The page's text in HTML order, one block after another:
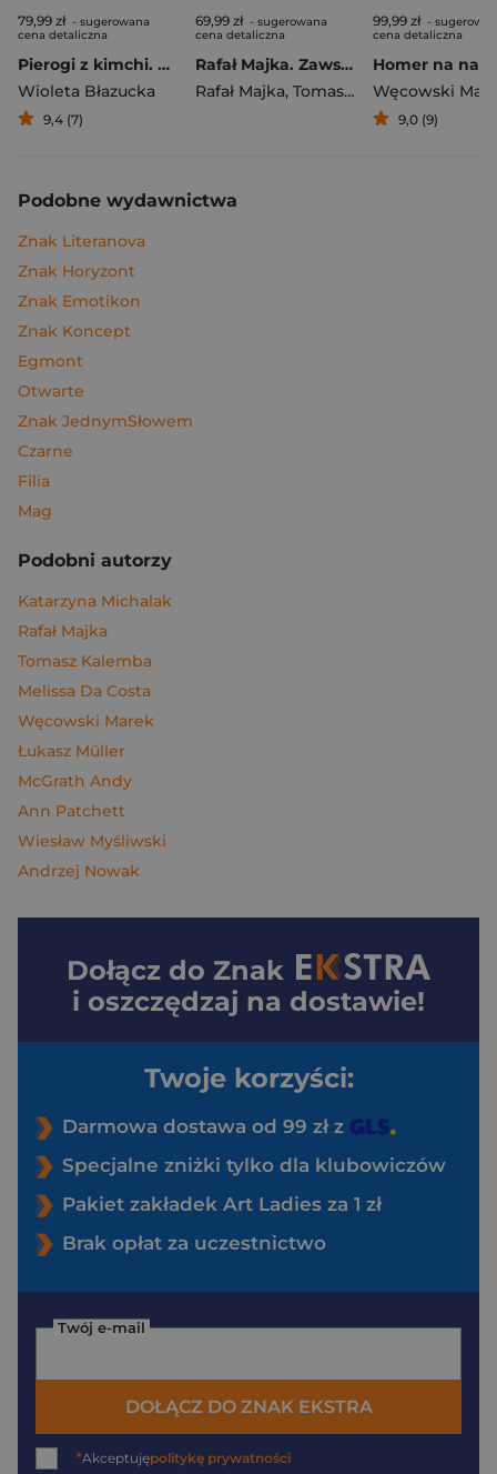
79,99 zł - sugerowana
cena detaliczna
Pierogi z kimchi. Moje ulubione azjatyckie przepisy
Wioleta Błazucka
9,4 (7)
69,99 zł - sugerowana
cena detaliczna
Rafał Majka. Zawsze z przodu. Rozmawia Tomasz Kalemba - książka z autografem
Rafał Majka, Tomasz Kalemba
99,99 zł -
cena detaliczna
Węcowski
9,0 (9)
Podobne wydawnictwa
Znak Literanova
Znak Horyzont
Znak Emotikon
Znak Koncept
Egmont
Otwarte
Znak JednymSłowem
Czarne
Filia
Mag
Podobni autorzy
Katarzyna Michalak
Rafał Majka
Tomasz Kalemba
Melissa Da Costa
Węcowski Marek
Łukasz Müller
McGrath Andy
Ann Patchett
Wiesław Myśliwski
Andrzej Nowak
Dołącz do Znak
i oszczędzaj na dostawie!
Twoje korzyści:
Darmowa dostawa od 99 zł z
Specjalne zniżki tylko dla klubowiczów
Pakiet zakładek Art Ladies za 1 zł
Brak opłat za uczestnictwo
Twój e-mail
DOŁĄCZ DO ZNAK EKSTRA
*Akceptujępolitykę prywatności